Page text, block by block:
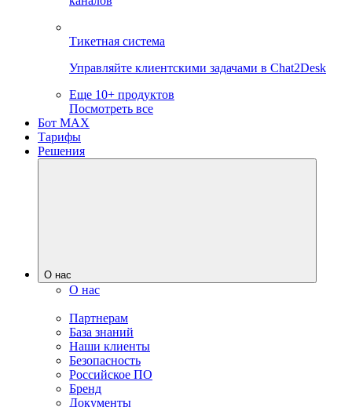
Тикетная система
Управляйте клиентскими задачами в Chat2Desk
Еще 10+ продуктов
Посмотреть все
Бот MAX
Тарифы
Решения
О нас
О нас
Партнерам
База знаний
Наши клиенты
Безопасность
Российское ПО
Бренд
Документы